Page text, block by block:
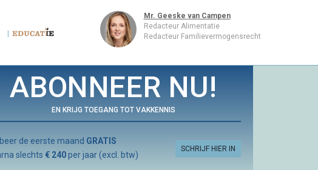
Mr. Geeske van Campen
Redacteur Alimentatie
Redacteur Familievermogensrecht
ABONNEER NU!
EN KRIJG TOEGANG TOT VAKKENNIS
SCHRIJF HIER IN
de eerste maand GRATIS
slechts € 240per jaar (excl. btw)